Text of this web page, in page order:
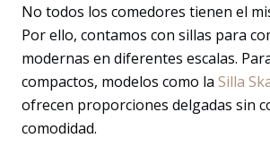
No todos los comedores tienen el
Por ello, contamos con sillas para
modernas en diferentes escalas.
compactos, modelos como la Silla
ofrecen proporciones delgadas sin
comodidad.